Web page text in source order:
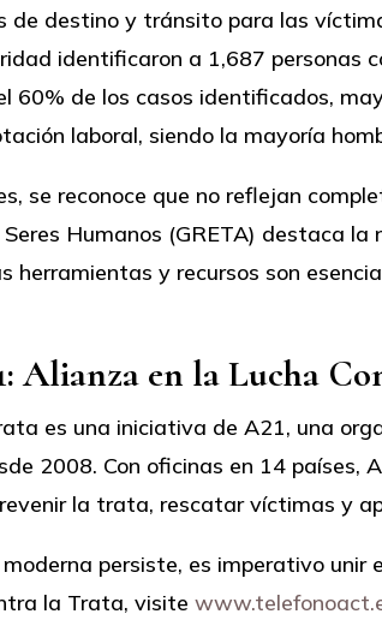
de destino y tránsito para las
identificaron a 1,687 personas
60% de los casos identificados,
laboral, siendo la mayoría
se reconoce que no reflejan
Humanos (GRETA) destaca
y recursos son
Alianza en la Lucha
es una iniciativa de A21, una
2008. Con oficinas en 14
la trata, rescatar víctimas y
persiste, es imperativo
la Trata, visite